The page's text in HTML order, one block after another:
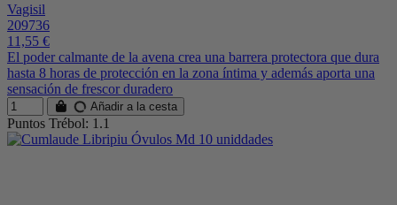
Vagisil
209736
11,55 €
El poder calmante de la avena crea una barrera protectora que dura
hasta 8 horas de protección en la zona íntima y además aporta una
sensación de frescor duradero
Añadir a la cesta
Puntos Trébol: 1.1